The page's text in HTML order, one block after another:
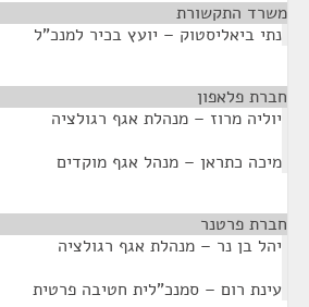
משרד התקשורת
נתי ביאליסטוק – יועץ בכיר למנכ"ל
חברת פלאפון
יוליה מרוז – מנהלת אגף רגולציה
מיכה כתראן – מנהל אגף מוקדים
חברת פרטנר
יהל בן נר – מנהלת אגף רגולציה
עינת רום – סמנכ"לית חטיבה פרטית